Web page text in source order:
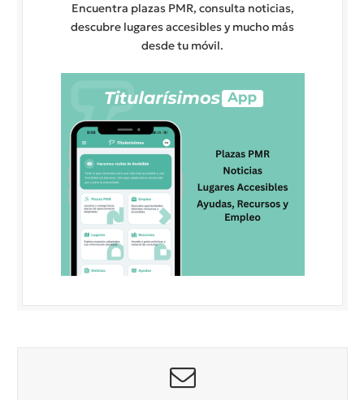
Encuentra plazas PMR, consulta noticias,
descubre lugares accesibles y mucho más
desde tu móvil.